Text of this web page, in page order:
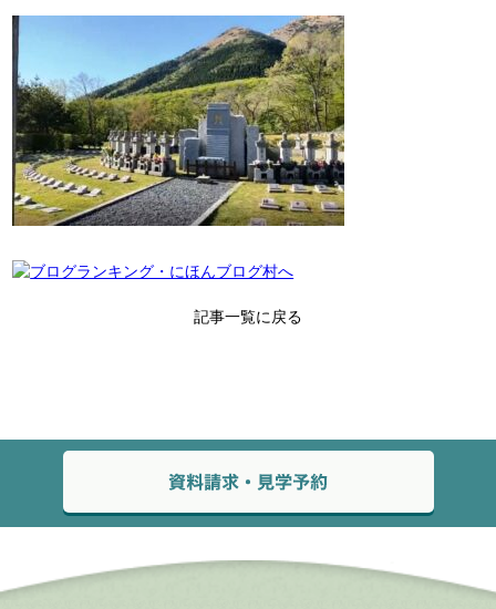
記事一覧に戻る